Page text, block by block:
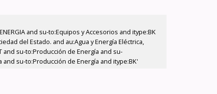
and su-to:Equipos y Accesorios and itype:BK
del Estado. and au:Agua y Energía Eléctrica,
and su-to:Producción de Energía and su-
su-to:Producción de Energía and itype:BK'